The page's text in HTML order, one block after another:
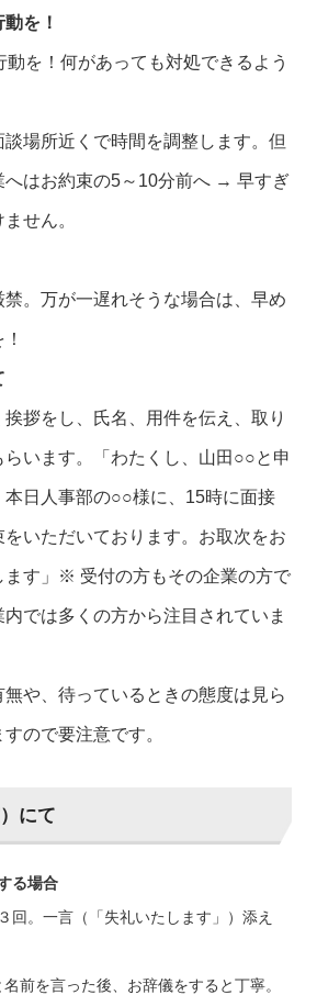
を！
動を！何があっても対処できるよう
談場所近くで時間を調整します。但
へはお約束の5～10分前へ → 早すぎ
せん。
禁。万が一遅れそうな場合は、早め
挨拶をし、氏名、用件を伝え、取り
らいます。「わたくし、山田○○と申
本日人事部の○○様に、15時に面接
をいただいております。お取次をお
ます」※ 受付の方もその企業の方で
内では多くの方から注目されていま
無や、待っているときの態度は見ら
ので要注意です。
にて
る場合
回。一言（「失礼いたします」）添え
名前を言った後、お辞儀をすると丁寧。